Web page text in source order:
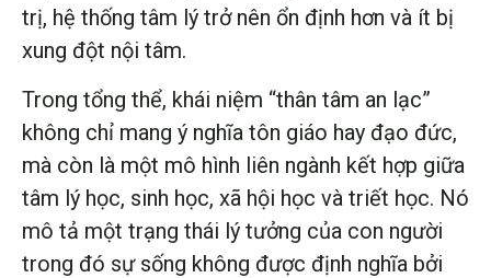
trị, hệ thống tâm lý trở nên ổn định hơn và ít bị
xung đột nội tâm.
Trong tổng thể, khái niệm “thân tâm an lạc”
không chỉ mang ý nghĩa tôn giáo hay đạo đức,
mà còn là một mô hình liên ngành kết hợp giữa
tâm lý học, sinh học, xã hội học và triết học. Nó
mô tả một trạng thái lý tưởng của con người
trong đó sự sống không được định nghĩa bởi